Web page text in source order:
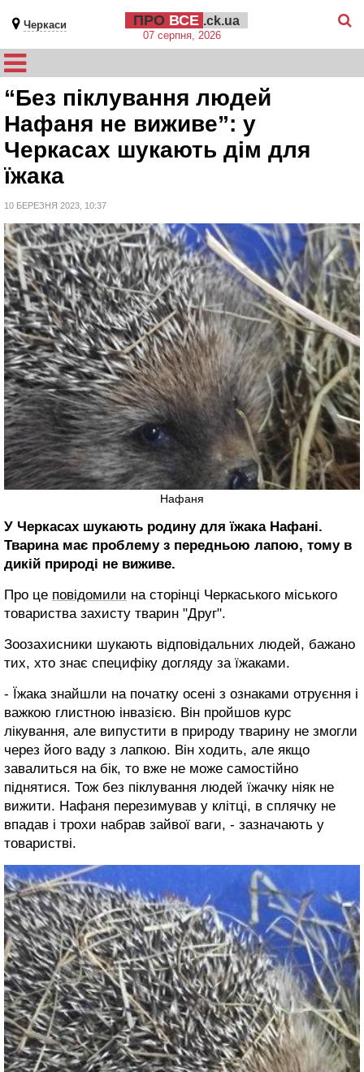
Черкаси ПРО ВСЕ .ck.ua
07 серпня, 2026
“Без піклування людей
Нафаня не виживе”: у
Черкасах шукають дім для
їжака
10 БЕРЕЗНЯ 2023, 10:37
Нафаня
У Черкасах шукають родину для їжака Нафані.
Тварина має проблему з передньою лапою, тому в
дикій природі не виживе.
Про це повідомили на сторінці Черкаського міського
товариства захисту тварин "Друг".
Зоозахисники шукають відповідальних людей, бажано
тих, хто знає специфіку догляду за їжаками.
- Їжака знайшли на початку осені з ознаками отруєння і
важкою глистною інвазією. Він пройшов курс
лікування, але випустити в природу тварину не змогли
через його ваду з лапкою. Він ходить, але якщо
завалиться на бік, то вже не може самостійно
піднятися. Тож без піклування людей їжачку ніяк не
вижити. Нафаня перезимував у клітці, в сплячку не
впадав і трохи набрав зайвої ваги, - зазначають у
товаристві.